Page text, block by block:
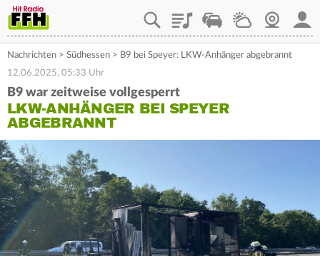
PlaylistStaupilotWetterWebcam
Nachrichten > Südhessen > B9 bei Speyer: LKW-Anhänger abgebrannt
12.06.2025, 05:33 Uhr
B9 war zeitweise vollgesperrt
LKW-ANHÄNGER BEI SPEYER
ABGEBRANNT